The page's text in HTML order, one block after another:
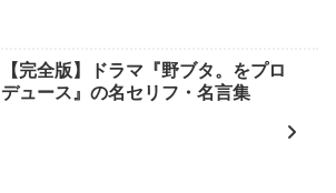
【完全版】ドラマ『野ブタ。をプロ
デュース』の名セリフ・名言集